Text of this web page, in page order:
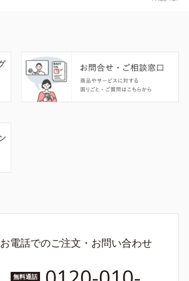
お電話でのご注文・お問い合わせ
無料通話